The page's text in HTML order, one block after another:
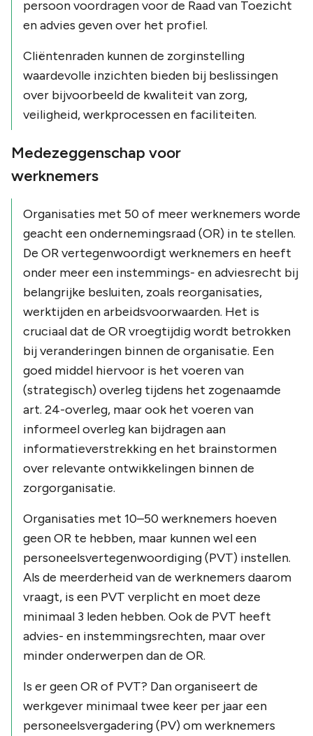
persoon voordragen voor de Raad van Toezicht
en advies geven over het profiel.
Cliëntenraden kunnen de zorginstelling
waardevolle inzichten bieden bij beslissingen
over bijvoorbeeld de kwaliteit van zorg,
veiligheid, werkprocessen en faciliteiten.
Medezeggenschap voor
werknemers
Organisaties met 50 of meer werknemers worde
geacht een ondernemingsraad (OR) in te stellen.
De OR vertegenwoordigt werknemers en heeft
onder meer een instemmings- en adviesrecht bij
belangrijke besluiten, zoals reorganisaties,
werktijden en arbeidsvoorwaarden. Het is
cruciaal dat de OR vroegtijdig wordt betrokken
bij veranderingen binnen de organisatie. Een
goed middel hiervoor is het voeren van
(strategisch) overleg tijdens het zogenaamde
art. 24-overleg, maar ook het voeren van
informeel overleg kan bijdragen aan
informatieverstrekking en het brainstormen
over relevante ontwikkelingen binnen de
zorgorganisatie.
Organisaties met 10–50 werknemers hoeven
geen OR te hebben, maar kunnen wel een
personeelsvertegenwoordiging (PVT) instellen.
Als de meerderheid van de werknemers daarom
vraagt, is een PVT verplicht en moet deze
minimaal 3 leden hebben. Ook de PVT heeft
advies- en instemmingsrechten, maar over
minder onderwerpen dan de OR.
Is er geen OR of PVT? Dan organiseert de
werkgever minimaal twee keer per jaar een
personeelsvergadering (PV) om werknemers